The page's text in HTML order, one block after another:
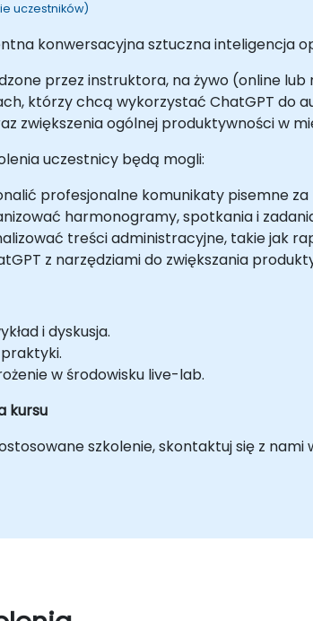
uczestników)
konwersacyjna sztuczna inteligencja
przez instruktora, na żywo (online
którzy chcą wykorzystać ChatGPT do
zwiększenia ogólnej produktywności w
uczestnicy będą mogli:
profesjonalne komunikaty pisemne
harmonogramy, spotkania i
treści administracyjne, takie jak
z narzędziami do zwiększania
i dyskusja.
w środowisku live-lab.
kursu
szkolenie, skontaktuj się z nami